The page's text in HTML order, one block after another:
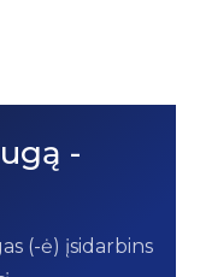
-
(-ė) įsidarbins